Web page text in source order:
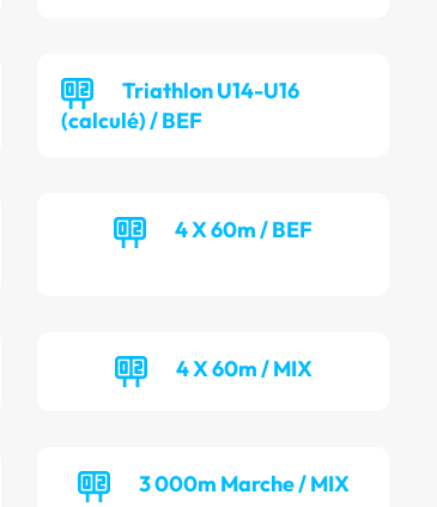
Triathlon U14-U16
(calculé) / BEF
4 X 60m / BEF
4 X 60m / MIX
3 000m Marche / MIX